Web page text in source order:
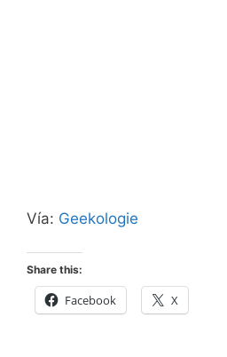
Vía: Geekologie
Share this:
Facebook X